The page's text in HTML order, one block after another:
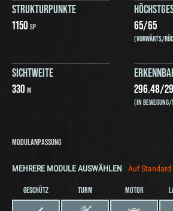
STRUKTURPUNKTE
1150SP
65/65
(VORWÄRTS/
SICHTWEITE
330M
296.48/
(IN
MODULANPASSUNG
MEHRERE MODULE AUSWÄHLEN Auf
GESCHÜTZ TURM MOTOR